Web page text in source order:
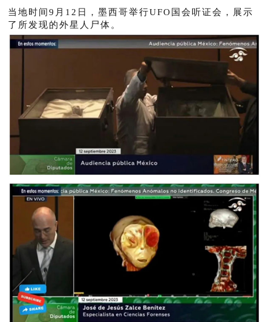
当地时间9月12日，墨西哥举行UFO国会听证会，展示
了所发现的外星人尸体。